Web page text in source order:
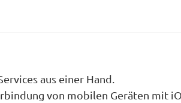
aus einer Hand.
von mobilen Geräten mit